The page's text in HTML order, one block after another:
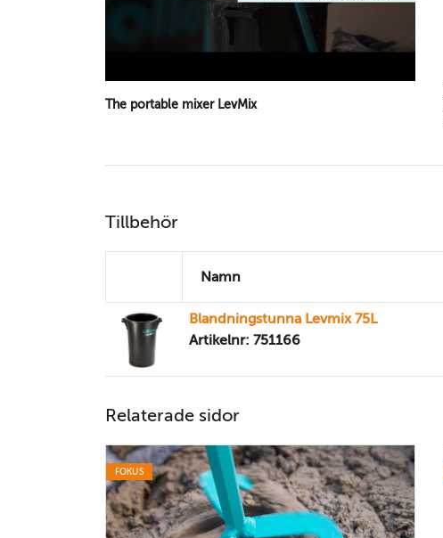
The portable mixer LevMix
Tillbehör
Namn
Blandningstunna Levmix 75L
Artikelnr: 751166
Relaterade sidor
FOKUS